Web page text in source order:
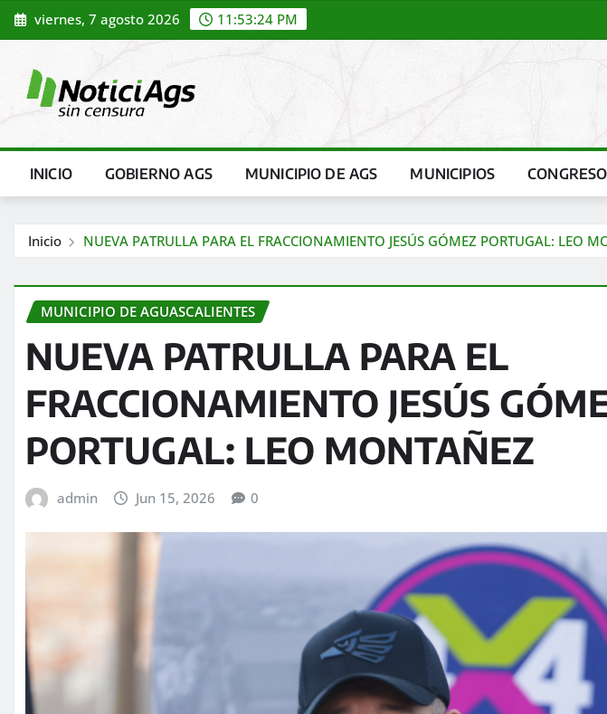
Saltar
al
viernes, 7 agosto 2026 11:53:25 PM
INICIO GOBIERNO AGS MUNICIPIO DE AGS MUNICIPIOS
Inicio NUEVA PATRULLA PARA EL FRACCIONAMIENTO JESÚS GÓMEZ PORTUGAL: LEO
MUNICIPIO DE AGUASCALIENTES
NUEVA PATRULLA PARA EL
FRACCIONAMIENTO JESÚS
PORTUGAL: LEO MONTAÑEZ
admin Jun 15, 2026 0